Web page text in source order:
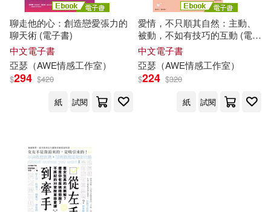
其他 (可複選)
現在可購買商品(7)
價格
範圍
聊走他的心：創造戀愛張力的
聊天術 (電子書)
中文電子書
亞瑟 （AWE情感工作室）
$294 $420
紙
試閱
愛情，不只順其自然：主動、
被動，不如有技巧的互動 (電子
書)
中文電子書
亞瑟 （AWE情感工作室）
$224 $320
紙
試閱